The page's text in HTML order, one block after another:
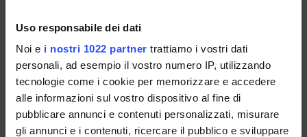
Uso responsabile dei dati
Noi e i nostri 1022 partner trattiamo i vostri dati
personali, ad esempio il vostro numero IP, utilizzando
tecnologie come i cookie per memorizzare e accedere
alle informazioni sul vostro dispositivo al fine di
pubblicare annunci e contenuti personalizzati, misurare
gli annunci e i contenuti, ricercare il pubblico e sviluppare
Sandali Donna Sahara Con
Fasce Incrociate
36 37 38 39
€ 110.00
Sandali Donna Neri Con Fasce
Incrociate
36 37 38
€ 110.00
I NOSTRI BESTSELLER I NOSTRI BESTSELLER